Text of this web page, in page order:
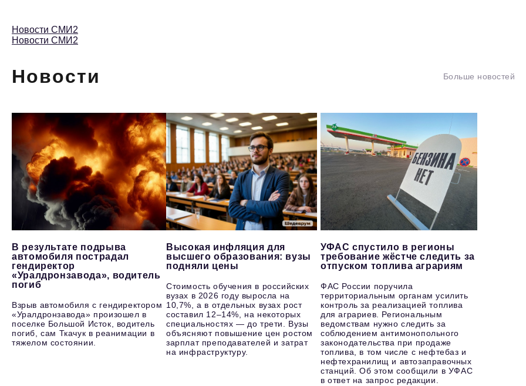
Новости СМИ2
Новости СМИ2
Новости Больше новостей
В результате подрыва
автомобиля пострадал
гендиректор
«Уралдронзавода», водитель
погиб
Взрыв автомобиля с гендиректором
«Уралдронзавода» произошел в
поселке Большой Исток, водитель
погиб, сам Ткачук в реанимации в
тяжелом состоянии.
Высокая инфляция для
высшего образования: вузы
подняли цены
Стоимость обучения в российских
вузах в 2026 году выросла на
10,7%, а в отдельных вузах рост
составил 12–14%, на некоторых
специальностях — до трети. Вузы
объясняют повышение цен ростом
зарплат преподавателей и затрат
на инфраструктуру.
УФАС спустило в регионы
требование жёстче следить за
отпуском топлива аграриям
ФАС России поручила
территориальным органам усилить
контроль за реализацией топлива
для аграриев. Региональным
ведомствам нужно следить за
соблюдением антимонопольного
законодательства при продаже
топлива, в том числе с нефтебаз и
нефтехранилищ и автозаправочных
станций. Об этом сообщили в УФАС
в ответ на запрос редакции.